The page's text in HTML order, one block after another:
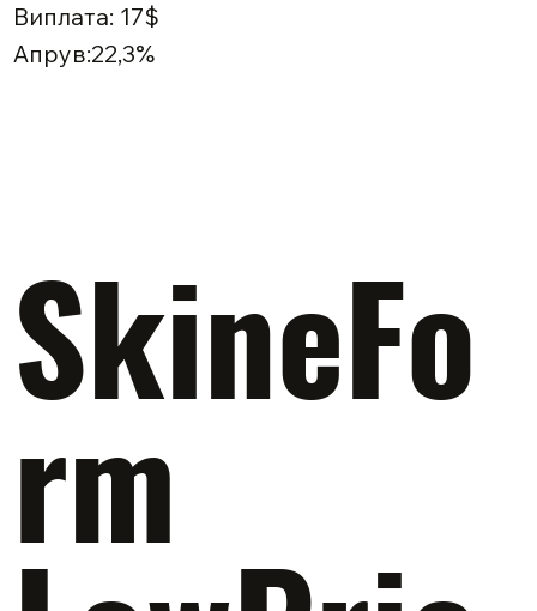
Виплата: 17$
Апрув:22,3%
SkineFo
rm